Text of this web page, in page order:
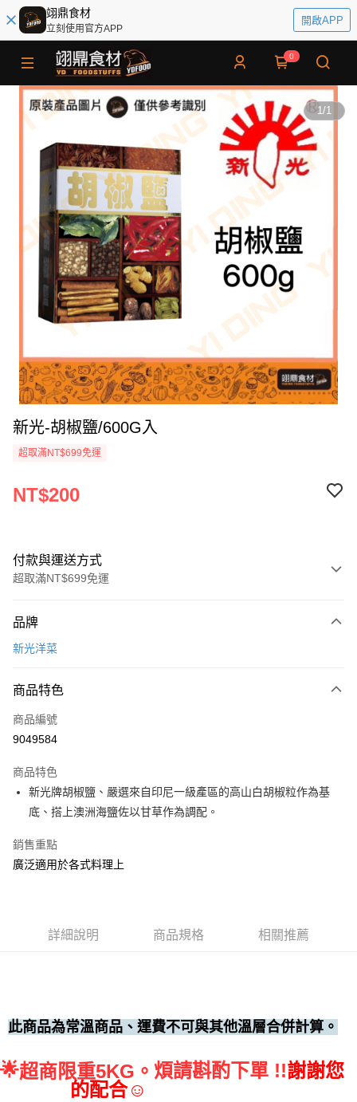
翊鼎食材
立刻使用官方APP
開啟APP
0
1/1
新光-胡椒鹽/600G入
超取滿NT$699免運
NT$200
付款與運送方式
超取滿NT$699免運
信用卡一次付款
運送方式
• 付款後全家取貨
• 付款後7-11取貨
每筆NT$60，滿NT$699(含以上)免運費
每筆NT$250
品牌
新光洋菜
商品特色
商品編號
9049584
商品特色
新光牌胡椒鹽、嚴選來自印尼一級產區的高山白胡椒粒作為基
底、搭上澳洲海鹽佐以甘草作為調配。
銷售重點
廣泛適用於各式料理上
詳細說明 商品規格 相關推薦
此商品為常溫商品、運費不可與其他溫層合併計算。
🌟超商限重5KG。 煩請斟酌下單 !!謝謝您
的配合☺